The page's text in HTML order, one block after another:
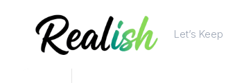
Let’s Keep